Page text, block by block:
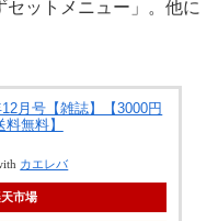
ットメニュー」。他に
月号【雑誌】【3000円
料無料】
カエレバ
市場